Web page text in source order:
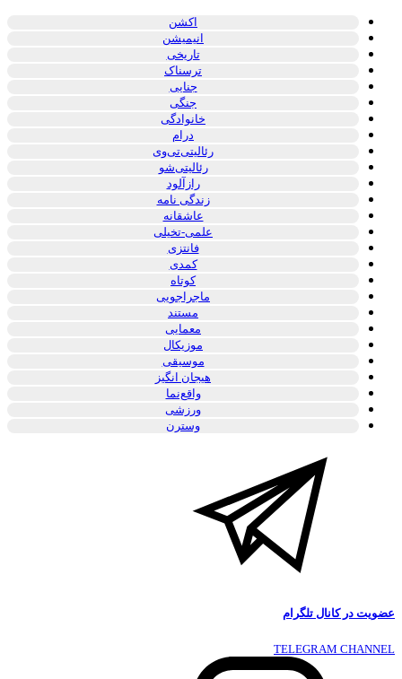
اکشن
انیمیشن
تاریخی
ترسناک
جنایی
جنگی
خانوادگی
درام
رئالیتی‌تی‌وی
رئالیتی‌شو
رازآلود
زندگی نامه
عاشقانه
علمی-تخیلی
فانتزی
کمدی
کوتاه
ماجراجویی
مستند
معمایی
موزیکال
موسیقی
هیجان انگیز
واقع‌نما
ورزشی
وسترن
عضویت در کانال تلگرام
TELEGRAM CHANNEL